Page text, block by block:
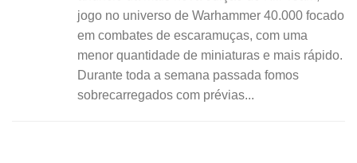
jogo no universo de Warhammer 40.000 focado
em combates de escaramuças, com uma
menor quantidade de miniaturas e mais rápido.
Durante toda a semana passada fomos
sobrecarregados com prévias...